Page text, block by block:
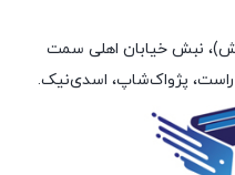
نبش خیابان اهلی سمت
راست، پژواک‌شاپ، اسدی‌نیک.